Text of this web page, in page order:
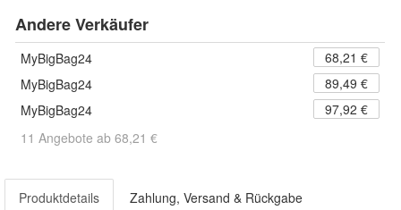
Andere Verkäufer
MyBigBag24
68,21 €
MyBigBag24
89,49 €
MyBigBag24
97,92 €
11 Angebote ab 68,21 €
Produktdetails Zahlung, Versand & Rückgabe